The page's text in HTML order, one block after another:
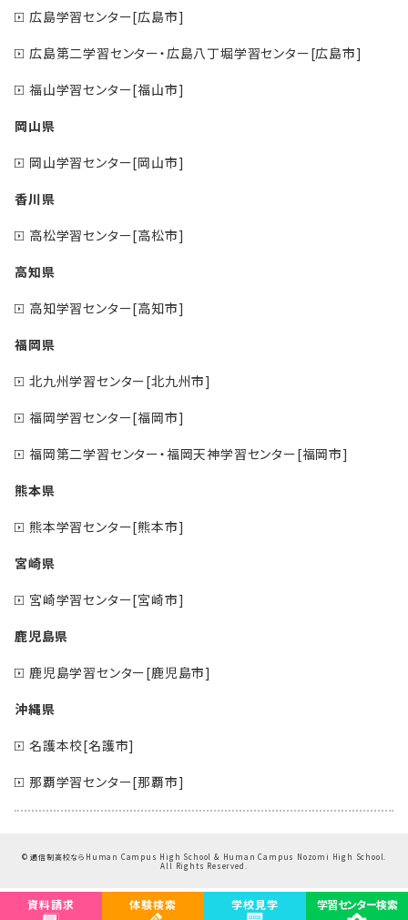
広島学習センター[広島市]
広島第二学習センター・広島八丁堀学習センター[広島市]
福山学習センター[福山市]
岡山県
岡山学習センター[岡山市]
香川県
高松学習センター[高松市]
高知県
高知学習センター[高知市]
福岡県
北九州学習センター[北九州市]
福岡学習センター[福岡市]
福岡第二学習センター・福岡天神学習センター[福岡市]
熊本県
熊本学習センター[熊本市]
宮崎県
宮崎学習センター[宮崎市]
鹿児島県
鹿児島学習センター[鹿児島市]
沖縄県
名護本校[名護市]
那覇学習センター[那覇市]
©通信制高校ならHuman Campus High School & Human Campus Nozomi High School.
All Rights Reserved.
資料請求 体験検索 学校見学 学習センター検索